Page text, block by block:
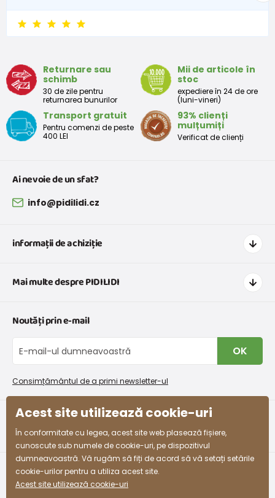
Returnare sau
schimb
30 de zile pentru
returnarea bunurilor
Mii de articole în
stoc
expediere în 24 de ore
(luni-vineri)
Transport gratuit
Pentru comenzi de peste
400 LEI
93% clienți
mulțumiți
Verificat de clienți
Ai nevoie de un sfat?
info@pidilidi.cz
informații de achiziție
Transport și plată
Retururi și reclamații
Schimb sau returnare gratuită
Procedura de reclamații
Mai multe despre PIDILIDI
Despre noi
Program de afiliere
Colectarea bunurilor
Noutăți prin e-mail
OK
Consimțământul de a primi newsletter-ul
Acest site utilizează cookie-uri
În conformitate cu legea, acest site web plasează fișiere,
cunoscute sub numele de cookie-uri, pe dispozitivul
dumneavoastră. Vă rugăm să fiți de acord să vă setați setările
cookie-urilor pentru a utiliza acest site.
Acest site utilizează cookie-uri